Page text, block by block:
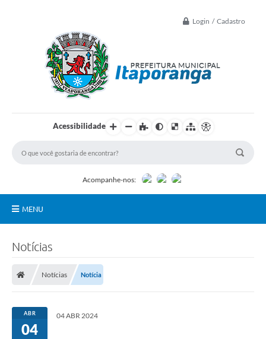
Login / Cadastro
Acessibilidade
Acompanhe-nos:
MENU
Publicações Oficiais
Cadastro de Artesãos
Notícias
Notícias Notícia
ABR
04
04 ABR 2024